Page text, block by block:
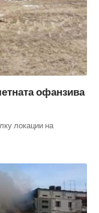
офанзива
локации на